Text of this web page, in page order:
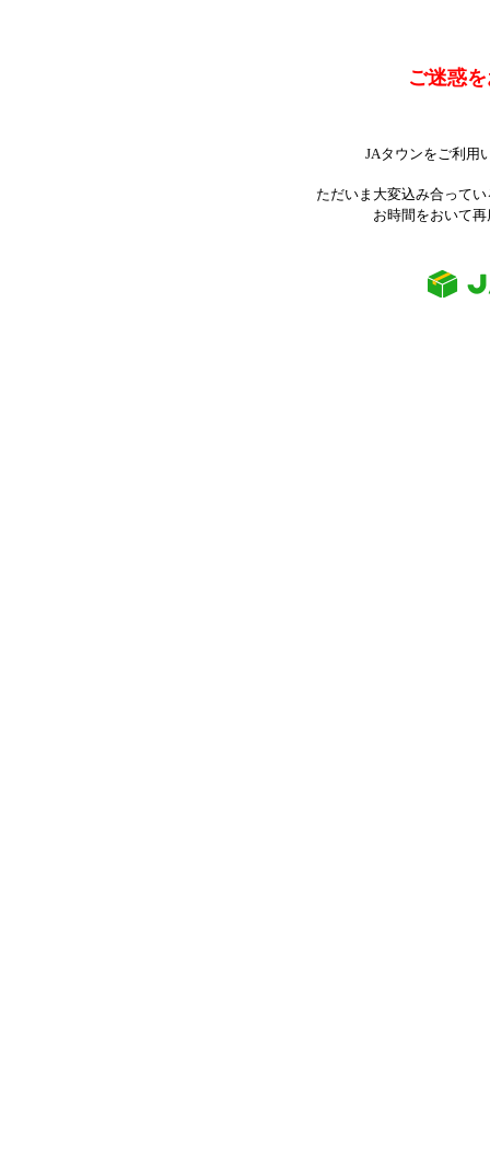
ご迷惑
JAタウンをご利用
ただいま大変込み合って
お時間をおいて